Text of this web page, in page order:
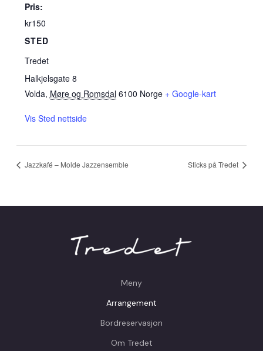
Pris:
kr150
STED
Tredet
Halkjelsgate 8
Volda, Møre og Romsdal 6100 Norge + Google-kart
Vis Sted nettside
Jazzkafé – Molde Jazzensemble Sticks på Tredet
Meny
Arrangement
Bordreservasjon
Om Tredet